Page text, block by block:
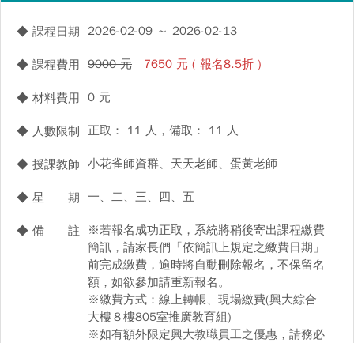
◆ 課程日期 2026-02-09 ～ 2026-02-13
◆ 課程費用 9000 元 7650 元 ( 報名8.5折 )
◆ 材料費用 0 元
◆ 人數限制 正取： 11 人，備取： 11 人
◆ 授課教師 小花雀師資群、天天老師、蛋黃老師
◆ 星 期 一、二、三、四、五
◆ 備 註
※若報名成功正取，系統將稍後寄出課程繳費
簡訊，請家長們「依簡訊上規定之繳費日期」
前完成繳費，逾時將自動刪除報名，不保留名
額，如欲參加請重新報名。
※繳費方式：線上轉帳、現場繳費(興大綜合
大樓８樓805室推廣教育組)
※如有額外限定興大教職員工之優惠，請務必